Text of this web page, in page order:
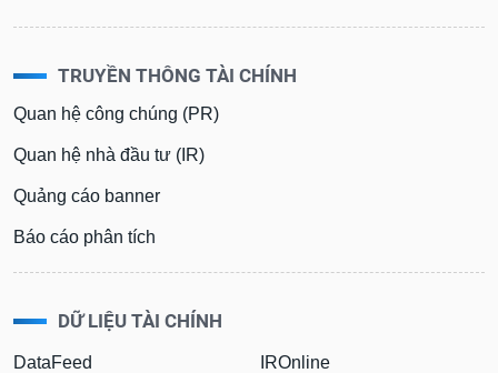
TRUYỀN THÔNG TÀI CHÍNH
Quan hệ công chúng (PR)
Quan hệ nhà đầu tư (IR)
Quảng cáo banner
Báo cáo phân tích
DỮ LIỆU TÀI CHÍNH
DataFeed
IROnline